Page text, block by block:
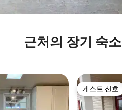
근처의 장기 숙소
게스트 선호
게스트 선호